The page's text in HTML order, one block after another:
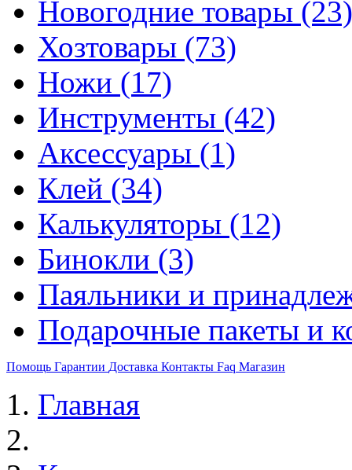
Новогодние товары (23)
Хозтовары (73)
Ножи (17)
Инструменты (42)
Аксессуары (1)
Клей (34)
Калькуляторы (12)
Бинокли (3)
Паяльники и
Подарочные пакеты и
Помощь Гарантии Доставка Контакты Faq Магазин
Главная